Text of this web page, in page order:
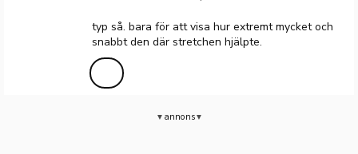
typ så. bara för att visa hur extremt mycket och
snabbt den där stretchen hjälpte.
annons